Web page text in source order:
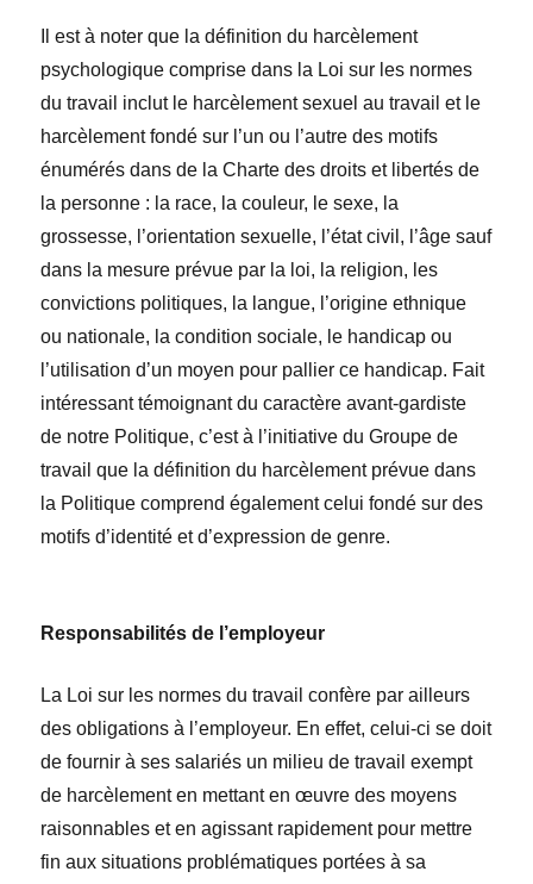
Il est à noter que la définition du harcèlement
psychologique comprise dans la Loi sur les normes
du travail inclut le harcèlement sexuel au travail et le
harcèlement fondé sur l’un ou l’autre des motifs
énumérés dans de la Charte des droits et libertés de
la personne : la race, la couleur, le sexe, la
grossesse, l’orientation sexuelle, l’état civil, l’âge sauf
dans la mesure prévue par la loi, la religion, les
convictions politiques, la langue, l’origine ethnique
ou nationale, la condition sociale, le handicap ou
l’utilisation d’un moyen pour pallier ce handicap. Fait
intéressant témoignant du caractère avant-gardiste
de notre Politique, c’est à l’initiative du Groupe de
travail que la définition du harcèlement prévue dans
la Politique comprend également celui fondé sur des
motifs d’identité et d’expression de genre.
Responsabilités de l’employeur
La Loi sur les normes du travail confère par ailleurs
des obligations à l’employeur. En effet, celui-ci se doit
de fournir à ses salariés un milieu de travail exempt
de harcèlement en mettant en œuvre des moyens
raisonnables et en agissant rapidement pour mettre
fin aux situations problématiques portées à sa